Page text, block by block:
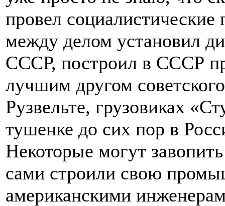
провел
между делом установил
СССР, построил в СССР
лучшим другом
Рузвельте, грузовиках
тушенке до сих пор в
Некоторые могут
сами строили свою
американскими